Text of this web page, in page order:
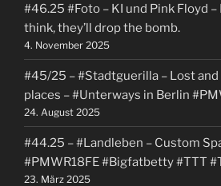
#46.25 #Foto – KI und Pink Floyd
think, they’ll drop the bomb.
4. November 2025
#45/25 – #Stadtguerilla – Lost
places – #Unterways in Berlin
24. August 2025
#44.25 – #Landleben – Custom
#PMWR18FE #Bigfatbetty #TTT
23. März 2025